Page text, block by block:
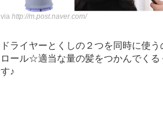
via http://m.post.naver.com/
ドライヤーとくしの２つを同時に使
ロール☆適当な量の髪をつかんでくる
す♪